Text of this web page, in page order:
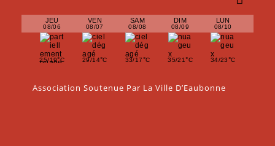
JEU
08/06
VEN
08/07
SAM
08/08
DIM
08/09
LUN
08/10
25/19°C 29/14°C 33/17°C 35/21°C 34/23°C
Association Soutenue Par La Ville D’Eaubonne